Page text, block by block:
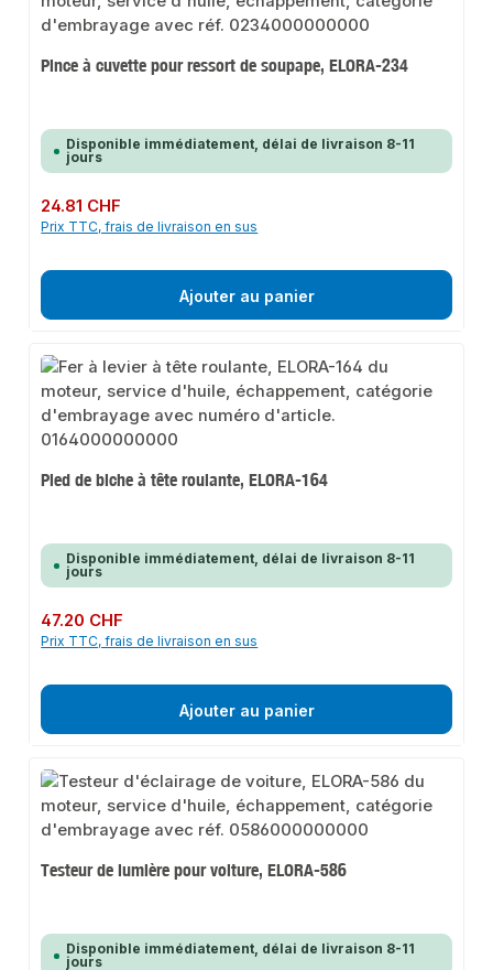
Pince à cuvette pour ressort de soupape, ELORA-234
Disponible immédiatement, délai de livraison 8-11
jours
Prix régulier :
24.81 CHF
Prix TTC, frais de livraison en sus
Ajouter au panier
Pied de biche à tête roulante, ELORA-164
Disponible immédiatement, délai de livraison 8-11
jours
Prix régulier :
47.20 CHF
Prix TTC, frais de livraison en sus
Ajouter au panier
Testeur de lumière pour voiture, ELORA-586
Disponible immédiatement, délai de livraison 8-11
jours